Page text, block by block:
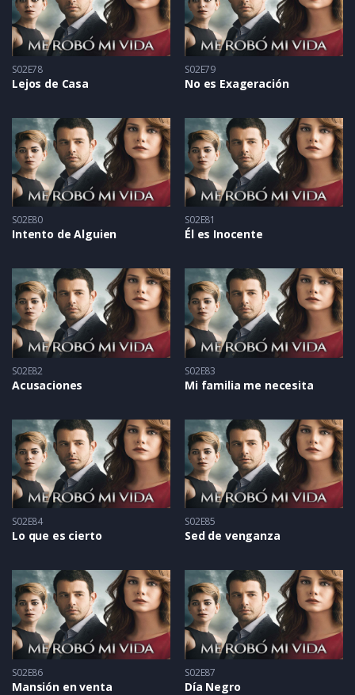
S02E78
Lejos de Casa
S02E79
No es Exageración
S02E80
Intento de Alguien
S02E81
Él es Inocente
S02E82
Acusaciones
S02E83
Mi familia me necesita
S02E84
Lo que es cierto
S02E85
Sed de venganza
S02E86
Mansión en venta
S02E87
Día Negro